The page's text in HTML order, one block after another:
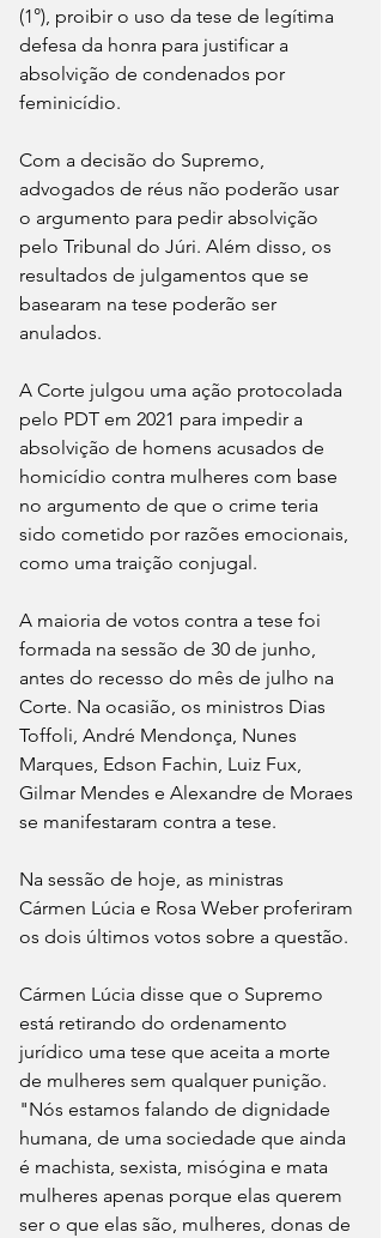
(1°), proibir o uso da tese de legítima
defesa da honra para justificar a
absolvição de condenados por
feminicídio.
Com a decisão do Supremo,
advogados de réus não poderão usar
o argumento para pedir absolvição
pelo Tribunal do Júri. Além disso, os
resultados de julgamentos que se
basearam na tese poderão ser
anulados.
A Corte julgou uma ação protocolada
pelo PDT em 2021 para impedir a
absolvição de homens acusados de
homicídio contra mulheres com base
no argumento de que o crime teria
sido cometido por razões emocionais,
como uma traição conjugal.
A maioria de votos contra a tese foi
formada na sessão de 30 de junho,
antes do recesso do mês de julho na
Corte. Na ocasião, os ministros Dias
Toffoli, André Mendonça, Nunes
Marques, Edson Fachin, Luiz Fux,
Gilmar Mendes e Alexandre de Moraes
se manifestaram contra a tese.
Na sessão de hoje, as ministras
Cármen Lúcia e Rosa Weber proferiram
os dois últimos votos sobre a questão.
Cármen Lúcia disse que o Supremo
está retirando do ordenamento
jurídico uma tese que aceita a morte
de mulheres sem qualquer punição.
"Nós estamos falando de dignidade
humana, de uma sociedade que ainda
é machista, sexista, misógina e mata
mulheres apenas porque elas querem
ser o que elas são, mulheres, donas de